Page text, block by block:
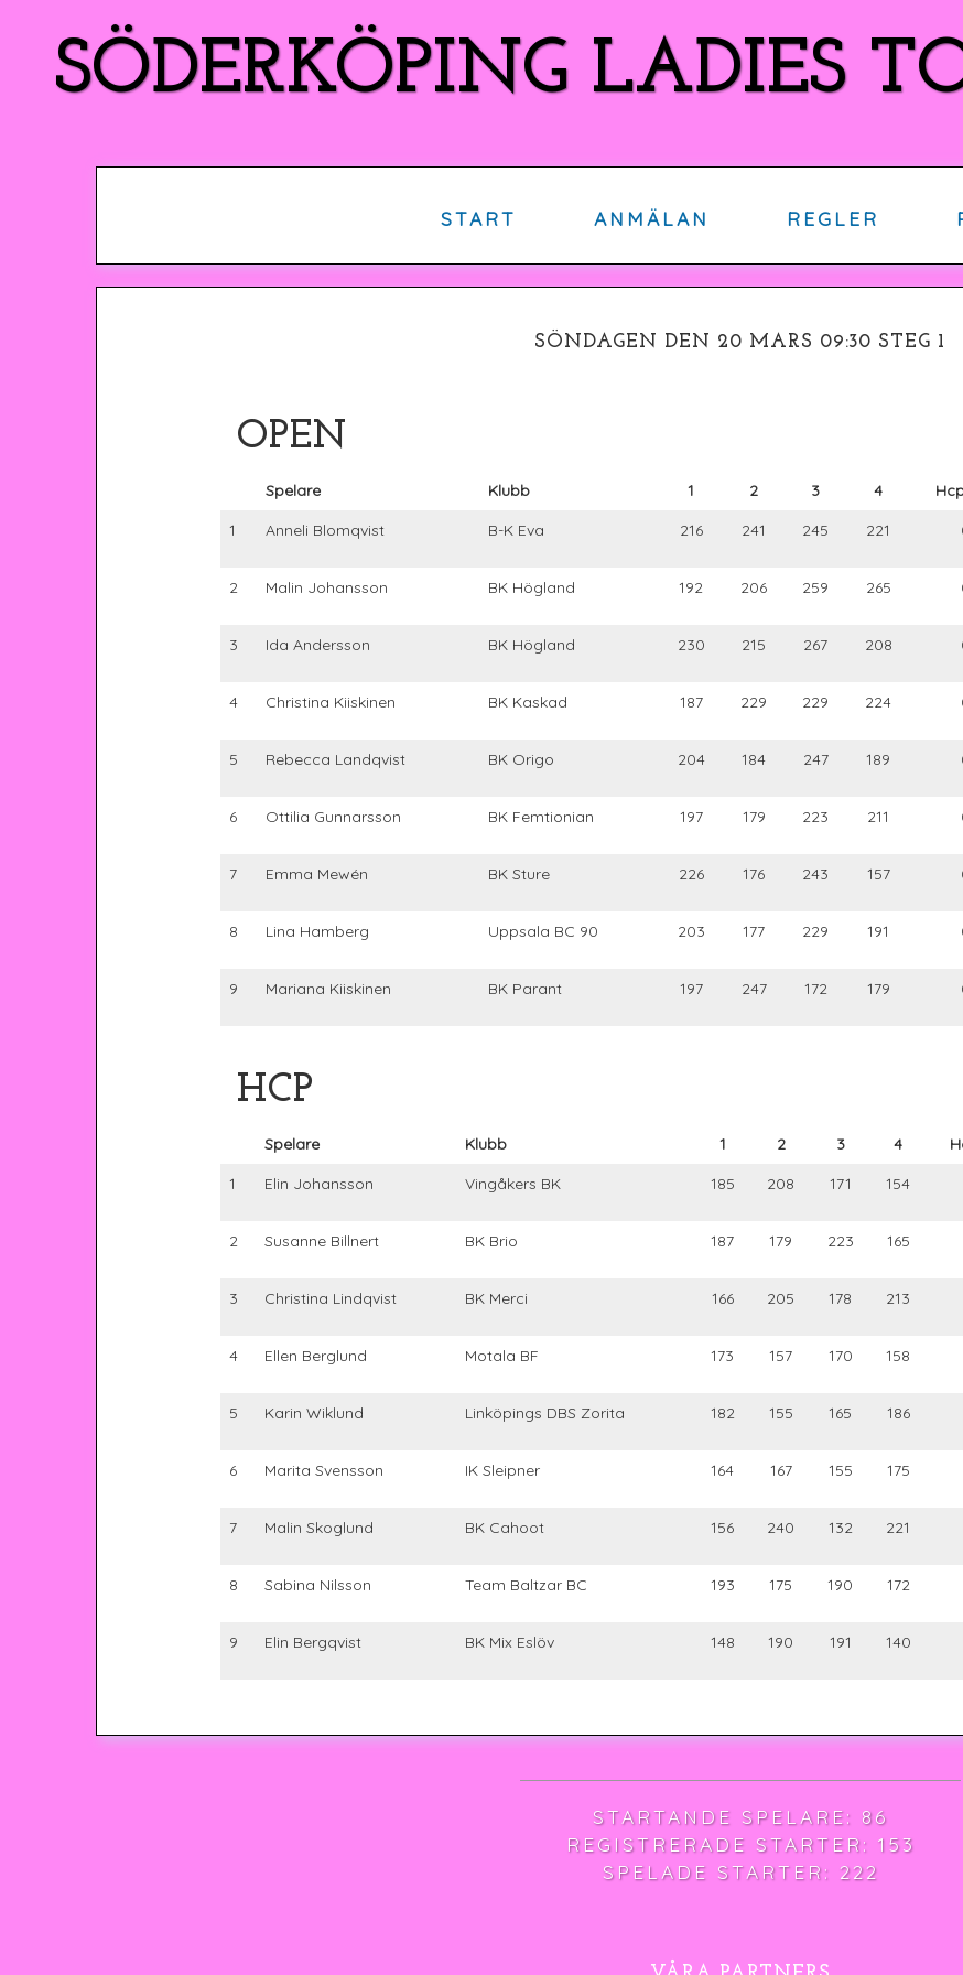
SÖDERKÖPING LADIES
START ANMÄLAN REGLER
SÖNDAGEN DEN 20 MARS 09:30 STEG 1
OPEN
Spelare Klubb 1 2 3 4
1
Anneli Blomqvist B-K Eva 216 241 245 221
2 Malin Johansson BK Högland 192 206 259 265
3 Ida Andersson BK Högland 230 215 267 208
4 Christina Kiiskinen BK Kaskad 187 229 229 224
5 Rebecca Landqvist BK Origo 204 184 247 189
6 Ottilia Gunnarsson BK Femtionian 197 179 223 211
7 Emma Mewén BK Sture 226 176 243 157
8 Lina Hamberg Uppsala BC 90 203 177 229 191
9 Mariana Kiiskinen BK Parant 197 247 172 179
HCP
Spelare Klubb 1 2 3 4
1
Elin Johansson Vingåkers BK 185 208 171 154
2 Susanne Billnert BK Brio 187 179 223 165
3 Christina Lindqvist BK Merci 166 205 178 213
4 Ellen Berglund Motala BF 173 157 170 158
5 Karin Wiklund Linköpings DBS Zorita 182 155 165 186
6 Marita Svensson IK Sleipner 164 167 155 175
7 Malin Skoglund BK Cahoot 156 240 132 221
8 Sabina Nilsson Team Baltzar BC 193 175 190 172
9 Elin Bergqvist BK Mix Eslöv 148 190 191 140
STARTANDE SPELARE: 86
REGISTRERADE STARTER: 153
SPELADE STARTER: 222